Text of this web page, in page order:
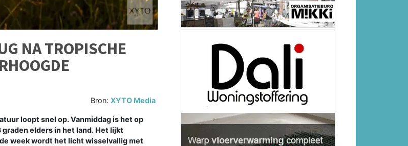
NA TROPISCHE
Bron:XYTO Media
loopt snel op. Vanmiddag is het op
elders in het land. Het lijkt
week wordt het licht wisselvallig met